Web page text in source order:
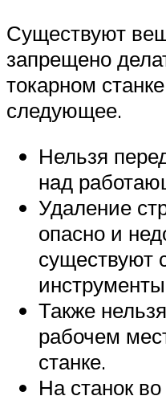
Существуют
запрещено
токарном
следующее.
Нельзя
над
Удаление
опасно и
существуют
Также
рабочем
станке.
На станок